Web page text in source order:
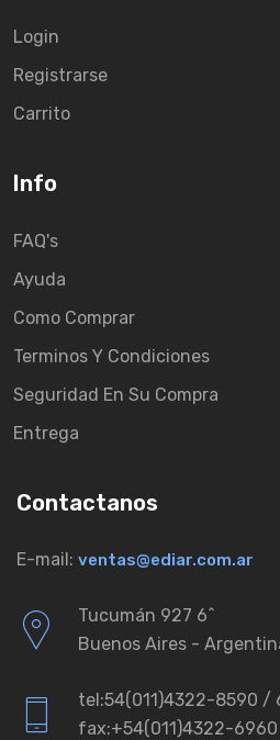
Login
Registrarse
Carrito
Info
FAQ's
Ayuda
Como Comprar
Terminos Y Condiciones
Seguridad En Su Compra
Entrega
Contactanos
E-mail: ventas@ediar.com.ar
Tucumán 927 6ˆ
Buenos Aires -
tel:54(011)4322-8590 /
fax:+54(011)4322-6960